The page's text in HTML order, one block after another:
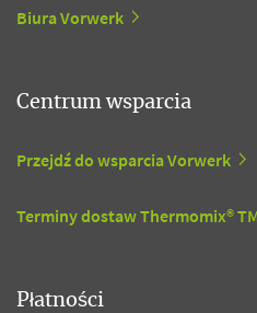
Biura Vorwerk
Centrum wsparcia
Przejdź do wsparcia Vorwerk
Terminy dostaw Thermomix®
Płatności